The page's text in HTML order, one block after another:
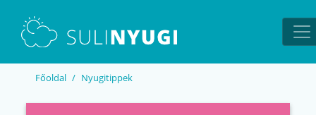
Főoldal Nyugitippek